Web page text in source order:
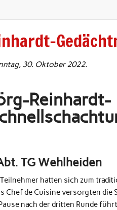
30. Oktober 2022.
Reinhardt-
TG Wehlheiden
hatten sich zum
de Cuisine versorgten die
nach der dritten Runde